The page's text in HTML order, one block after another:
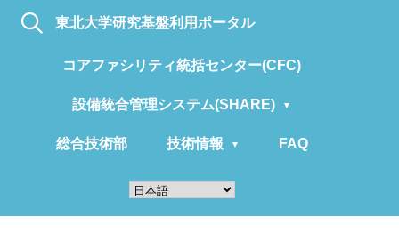
東北大学研究基盤利用ポータル
コアファシリティ統括センター(CFC)
設備統合管理システム(SHARE)
総合技術部 技術情報 FAQ